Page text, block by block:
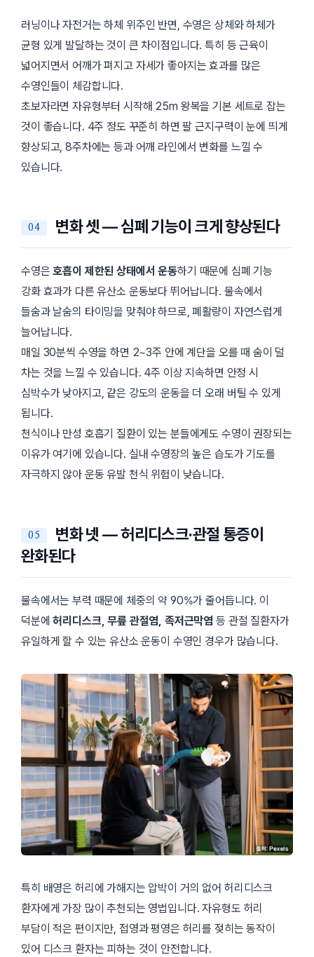
러닝이나 자전거는 하체 위주인 반면, 수영은 상체와 하체가
균형 있게 발달하는 것이 큰 차이점입니다. 특히 등 근육이
넓어지면서 어깨가 펴지고 자세가 좋아지는 효과를 많은
수영인들이 체감합니다.
초보자라면 자유형부터 시작해 25m 왕복을 기본 세트로 잡는
것이 좋습니다. 4주 정도 꾸준히 하면 팔 근지구력이 눈에 띄게
향상되고, 8주차에는 등과 어깨 라인에서 변화를 느낄 수
있습니다.
변화 셋 — 심폐 기능이 크게 향상된다
수영은호흡이 제한된 상태에서 운동하기 때문에 심폐 기능
강화 효과가 다른 유산소 운동보다 뛰어납니다. 물속에서
들숨과 날숨의 타이밍을 맞춰야 하므로, 폐활량이 자연스럽게
늘어납니다.
매일 30분씩 수영을 하면 2~3주 안에 계단을 오를 때 숨이 덜
차는 것을 느낄 수 있습니다. 4주 이상 지속하면 안정 시
심박수가 낮아지고, 같은 강도의 운동을 더 오래 버틸 수 있게
됩니다.
천식이나 만성 호흡기 질환이 있는 분들에게도 수영이 권장되는
이유가 여기에 있습니다. 실내 수영장의 높은 습도가 기도를
자극하지 않아 운동 유발 천식 위험이 낮습니다.
변화 넷 — 허리디스크·관절 통증이
완화된다
물속에서는 부력 때문에 체중의 약 90%가 줄어듭니다. 이
덕분에허리디스크, 무릎 관절염, 족저근막염 등 관절 질환자가
유일하게 할 수 있는 유산소 운동이 수영인 경우가 많습니다.
특히 배영은 허리에 가해지는 압박이 거의 없어 허리디스크
환자에게 가장 많이 추천되는 영법입니다. 자유형도 허리
부담이 적은 편이지만, 접영과 평영은 허리를 젖히는 동작이
있어 디스크 환자는 피하는 것이 안전합니다.